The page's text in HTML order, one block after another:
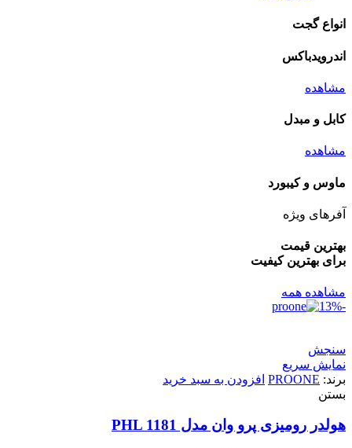
انواع گجت
اندرویدباکس
مشاهده
کابل و مبدل
مشاهده
ماوس و کیبورد
آفرهای ویژه
بهترین قیمت
برای بهترین کیفیت
مشاهده همه
-13%
سنجش
نمایش سریع
برند: PROONE افزودن به سبد خرید
بستن
هولدر رومیزی پرو وان مدل PHL 1181